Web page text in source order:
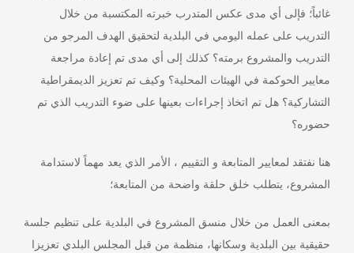
غائباً؛ فإلى أي مدى عكس المتدرب خبرته المكتسبة من خلال
التدريب على عمله اليومي في البلدية لتحقيق الهدف المرجو من
التدريب والمشروع برمته؟ كذلك إلى أي مدى تم إعادة مراجعة
معايير الحوكمة في الهيئات المحلية؟ وكيف تم تعزيز الديمقراطية
التشاركية؟ هل تم اتخاذ إجراءات بعينها على ضوء التدريب الذي تم
حضوره؟
هنا نفتقد لمعايير المتابعة و التقييم ، الأمر الذي يعد مهماً لاستدامة
المشروع، يتطلب خلق حلقة واضحة من المتابعة؛
بمعنى العمل من خلال منسق المشروع في البلدية على تنظيم جلسة
حقيقية بين البلدية وسكانها، منظمة من قبل المجلس البلدي تعزيزا